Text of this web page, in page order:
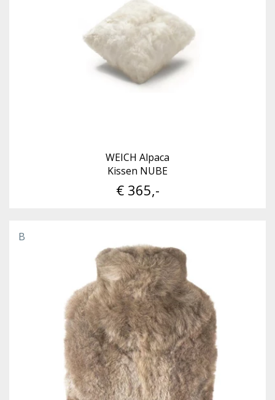
WEICH Alpaca
Kissen NUBE
€ 365,-
B